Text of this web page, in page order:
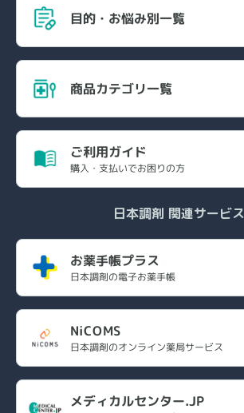
目的・お悩み別一覧
商品カテゴリ一覧
ご利用ガイド
購入・支払いでお困りの方
日本調剤 関連サービス
お薬手帳プラス
日本調剤の電子お薬手帳
NiCOMS
日本調剤のオンライン薬局サービス
メディカルセンター.JP